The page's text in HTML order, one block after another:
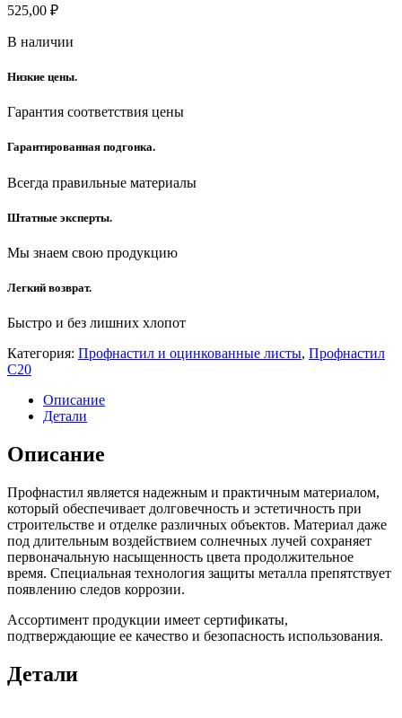
525,00 ₽
В наличии
Низкие цены.
Гарантия соответствия цены
Гарантированная подгонка.
Всегда правильные материалы
Штатные эксперты.
Мы знаем свою продукцию
Легкий возврат.
Быстро и без лишних хлопот
Категория: Профнастил и оцинкованные листы, Профнастил
С20
Описание
Детали
Описание
Профнастил является надежным и практичным материалом,
который обеспечивает долговечность и эстетичность при
строительстве и отделке различных объектов. Материал даже
под длительным воздействием солнечных лучей сохраняет
первоначальную насыщенность цвета продолжительное
время. Специальная технология защиты металла препятствует
появлению следов коррозии.
Ассортимент продукции имеет сертификаты,
подтверждающие ее качество и безопасность использования.
Детали